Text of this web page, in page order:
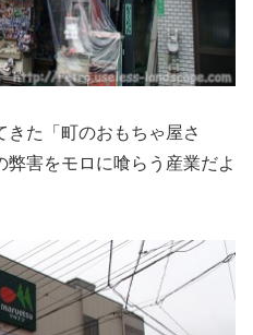
た「町のおもちゃ屋さ
害をモロに喰らう産業だよ